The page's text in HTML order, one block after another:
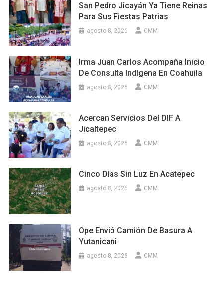
San Pedro Jicayán Ya Tiene Reinas
Para Sus Fiestas Patrias
agosto 8, 2026 CMM
Irma Juan Carlos Acompaña Inicio
De Consulta Indígena En Coahuila
agosto 8, 2026 CMM
Acercan Servicios Del DIF A
Jicaltepec
agosto 8, 2026 CMM
Cinco Días Sin Luz En Acatepec
agosto 8, 2026 CMM
Ope Envió Camión De Basura A
Yutanicani
agosto 8, 2026 CMM